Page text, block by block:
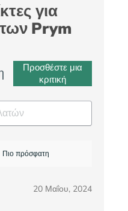
για
Prym
Προσθέστε μια
κριτική
20 Μαΐου, 2024